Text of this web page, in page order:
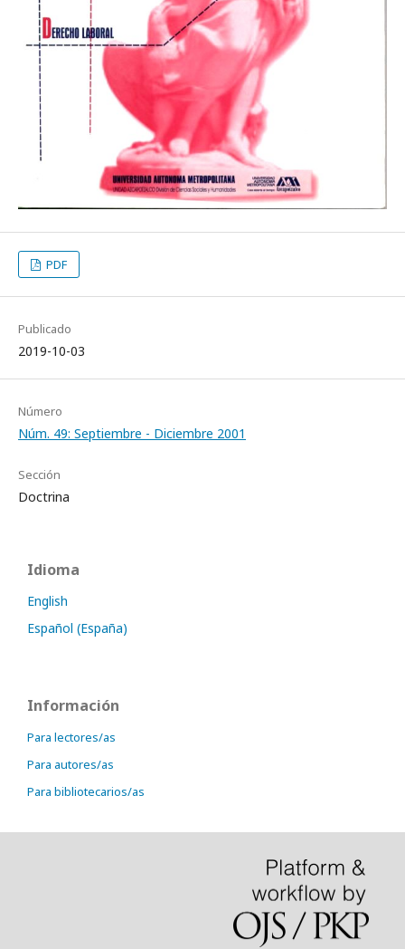
PDF
Publicado
2019-10-03
Número
Núm. 49: Septiembre - Diciembre 2001
Sección
Doctrina
Idioma
English
Español (España)
Información
Para lectores/as
Para autores/as
Para bibliotecarios/as